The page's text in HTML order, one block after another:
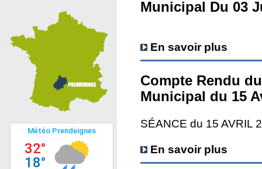
Municipal Du 03
En savoir plus
Compte Rendu
Municipal du 15
SÉANCE du 15 AVRIL
En savoir plus